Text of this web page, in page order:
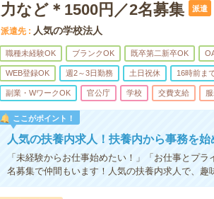
力など＊1500円／2名募集
派遣
派遣先 人気の学校法人
職種未経験OK ブランクOK 既卒第二新卒OK
WEB登録OK 週2～3日勤務 土日祝休 16時前ま
副業・WワークOK 官公庁 学校 交費支給
ここがポイント！
人気の扶養内求人！扶養内から事務を
「未経験からお仕事始めたい！」「お仕事とプ
名募集で仲間もいます！人気の扶養内求人で、